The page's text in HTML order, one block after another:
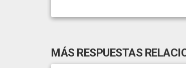
MÁS RESPUESTAS